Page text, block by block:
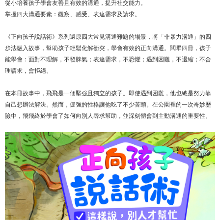
從小培養孩子學會友善且有效的溝通，提升社交能力。
掌握四大溝通要素：觀察、感受、表達需求及請求。
《正向孩子說話術》系列還原四大常見溝通難題的場景，將「非暴力溝通」的四
步法融入故事，幫助孩子輕鬆化解衝突，學會有效的正向溝通。閱畢四冊，孩子
能學會：面對不理解，不發脾氣；表達需求，不恐懼；遇到困難，不退縮；不合
理請求，會拒絕。
在本冊故事中，飛飛是一個堅強且獨立的孩子。即使遇到困難，他也總是努力靠
自己想辦法解決。然而，倔強的性格讓他吃了不少苦頭。在公園裡的一次奇妙歷
險中，飛飛終於學會了如何向別人尋求幫助，並深刻體會到主動溝通的重要性。